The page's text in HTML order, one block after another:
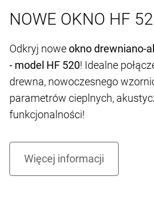
NOWE OKNO HF
Odkryj noweokno drewniano-
- model HF 520! Idealne
drewna, nowoczesnego
parametrów cieplnych,
funkcjonalności!